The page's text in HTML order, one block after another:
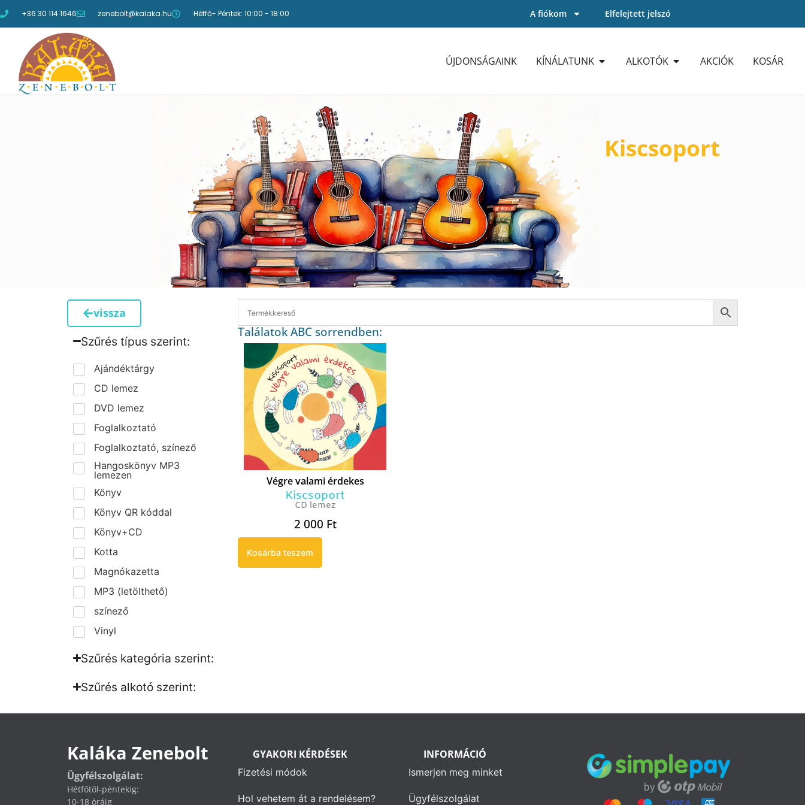
+36 30 114 1646 zenebolt@kalaka.hu Hétfő- Péntek: 10:00 - 18:00 A fiókom Elfelejtett jelszó
ÚJDONSÁGAINK KÍNÁLATUNK ALKOTÓK AKCIÓK KOSÁR
Kiscsoport
vissza
Szűrés típus szerint:​
Ajándéktárgy
CD lemez
DVD lemez
Foglalkoztató
Foglalkoztató, színező
Hangoskönyv MP3
lemezen
Könyv
Könyv QR kóddal
Könyv+CD
Kotta
Magnókazetta
MP3 (letölthető)
színező
Vinyl
Szűrés kategória szerint:
Szűrés alkotó szerint:​
Találatok ABC sorrendben:
Végre valami érdekes
Kiscsoport
CD lemez
2 000 Ft
Kosárba teszem
Kaláka Zenebolt
Ügyfélszolgálat:
Hétfőtől-péntekig:
10-18 óráig
GYAKORI KÉRDÉSEK
Fizetési módok
Hol vehetem át a rendelésem?
INFORMÁCIÓ
Ismerjen meg minket
Ügyfélszolgálat